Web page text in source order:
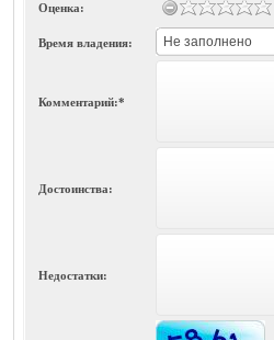
Оценка:
Время владения: Не заполнено
Комментарий:*
Достоинства:
Недостатки: